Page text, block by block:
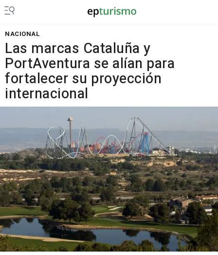
NACIONAL
Las marcas Cataluña y
PortAventura se alían para
fortalecer su proyección
internacional